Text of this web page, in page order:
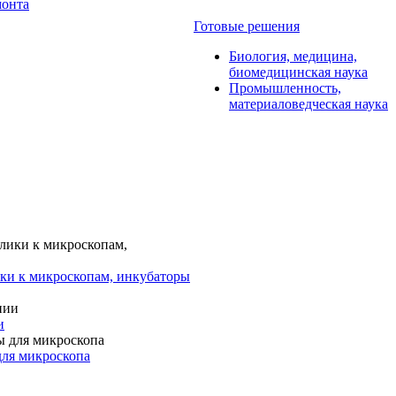
к микроскопам, инкубаторы
микроскопа
Готовые решения
Биология, медицина,
биомедицинская наука
Промышленность,
материаловедческая наука